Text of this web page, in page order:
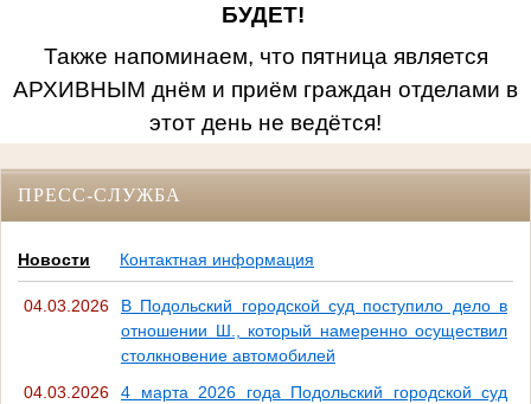
БУДЕТ!
Также напоминаем, что пятница является
АРХИВНЫМ днём и приём граждан отделами в
этот день не ведётся!
ПРЕСС-СЛУЖБА
Новости Контактная информация
04.03.2026
В Подольский городской суд поступило дело в
отношении Ш., который намеренно осуществил
столкновение автомобилей
04.03.2026
4 марта 2026 года Подольский городской суд